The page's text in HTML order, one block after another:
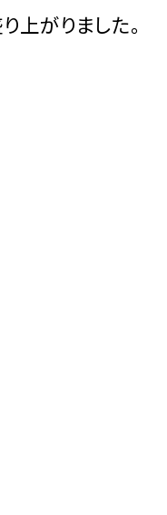
上がりました。